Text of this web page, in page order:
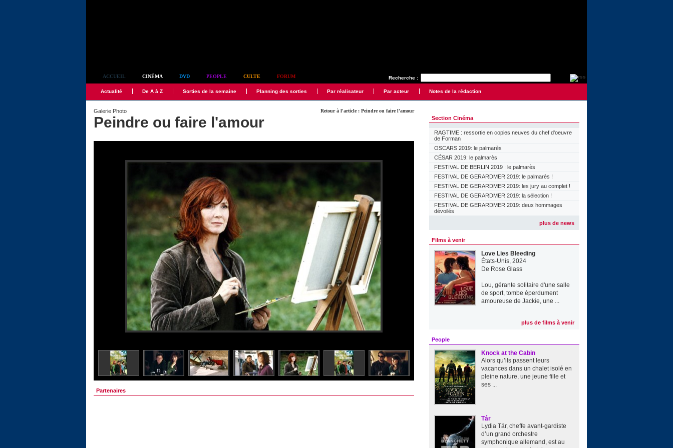
Recherche :
ACCUEIL CINÉMA DVD PEOPLE CULTE FORUM
Actualité De A à Z Sorties de la semaine Planning des sorties Par réalisateur Par acteur Notes de la rédaction
Retour à l'article : Peindre ou faire l'amour
Galerie Photo
Peindre ou faire l'amour
Partenaires
Section Cinéma
RAGTIME : ressortie en copies neuves du chef d'oeuvre
de Forman
OSCARS 2019: le palmarès
CÉSAR 2019: le palmarès
FESTIVAL DE BERLIN 2019 : le palmarès
FESTIVAL DE GERARDMER 2019: le palmarès !
FESTIVAL DE GERARDMER 2019: les jury au complet !
FESTIVAL DE GERARDMER 2019: la sélection !
FESTIVAL DE GERARDMER 2019: deux hommages
dévoilés
plus de news
Films à venir
Love Lies Bleeding
États-Unis, 2024
De Rose Glass
Lou, gérante solitaire d'une salle
de sport, tombe éperdument
amoureuse de Jackie, une ...
plus de films à venir
People
Knock at the Cabin
Alors qu’ils passent leurs
vacances dans un chalet isolé en
pleine nature, une jeune fille et
ses ...
Tár
Lydia Tár, cheffe avant-gardiste
d’un grand orchestre
symphonique allemand, est au